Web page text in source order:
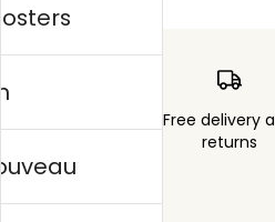
Free delivery
returns